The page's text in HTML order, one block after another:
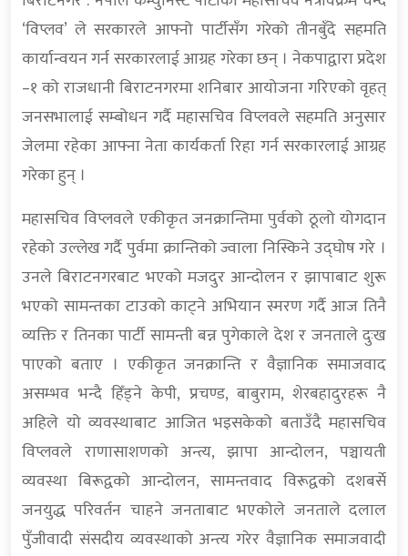
‘विप्लव’ ले सरकारले आफ्नो पार्टीसँग गरेको तीनबुँदे सहमति
कार्यान्वयन गर्न सरकारलाई आग्रह गरेका छन् । नेकपाद्वारा प्रदेश
–१ को राजधानी बिराटनगरमा शनिबार आयोजना गरिएको वृहत्
जनसभालाई सम्बोधन गर्दै महासचिव विप्लवले सहमति अनुसार
जेलमा रहेका आफ्ना नेता कार्यकर्ता रिहा गर्न सरकारलाई आग्रह
गरेका हुन् ।
महासचिव विप्लवले एकीकृत जनक्रान्तिमा पुर्वको ठूलो योगदान
रहेको उल्लेख गर्दै पुर्वमा क्रान्तिको ज्वाला निस्किने उद्घोष गरे ।
उनले बिराटनगरबाट भएको मजदुर आन्दोलन र झापाबाट शुरू
भएको सामन्तका टाउको काट्ने अभियान स्मरण गर्दै आज तिनै
व्यक्ति र तिनका पार्टी सामन्ती बन्न पुगेकाले देश र जनताले दुःख
पाएको बताए । एकीकृत जनक्रान्ति र वैज्ञानिक समाजवाद
असम्भव भन्दै हिँड्ने केपी, प्रचण्ड, बाबुराम, शेरबहादुरहरू नै
अहिले यो व्यवस्थाबाट आजित भइसकेको बताउँदै महासचिव
विप्लवले राणासाशणको अन्त्य, झापा आन्दोलन, पञ्चायती
व्यवस्था बिरूद्वको आन्दोलन, सामन्तवाद विरूद्वको दशबर्से
जनयुद्ध परिवर्तन चाहने जनताबाट भएकोले जनताले दलाल
पुँजीवादी संसदीय व्यवस्थाको अन्त्य गरेर वैज्ञानिक समाजवादी